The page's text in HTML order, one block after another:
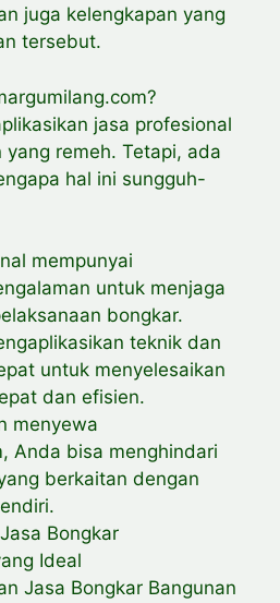
juga kelengkapan yang
tersebut.
jasa profesional
remeh. Tetapi, ada
hal ini sungguh-
mempunyai
untuk menjaga
bongkar.
teknik dan
untuk menyelesaikan
dan efisien.
menyewa
Anda bisa menghindari
berkaitan dengan
Bongkar
Ideal
Jasa Bongkar Bangunan